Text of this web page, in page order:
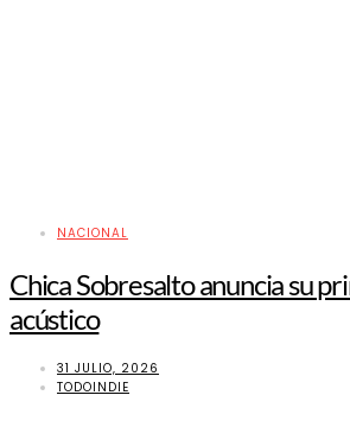
NACIONAL
Chica Sobresalto anuncia su
acústico
31 JULIO, 2026
TODOINDIE